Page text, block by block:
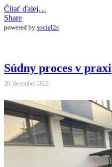
Čítať ďalej…
Share
powered by social2s
Súdny proces v praxi
20. december 2022